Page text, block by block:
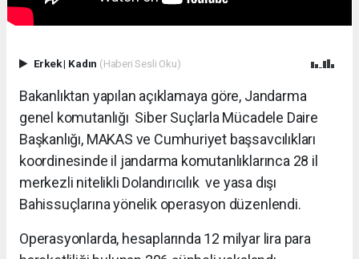
Erkek| Kadın (Haberi Sesli Oku)
Bakanlıktan yapılan açıklamaya göre, Jandarma
genel komutanlığı Siber Suçlarla Mücadele Daire
Başkanlığı, MAKAS ve Cumhuriyet başsavcılıkları
koordinesinde il jandarma komutanlıklarınca 28 il
merkezli nitelikli Dolandırıcılık ve yasa dışı
Bahissuçlarına yönelik operasyon düzenlendi.
Operasyonlarda, hesaplarında 12 milyar lira para